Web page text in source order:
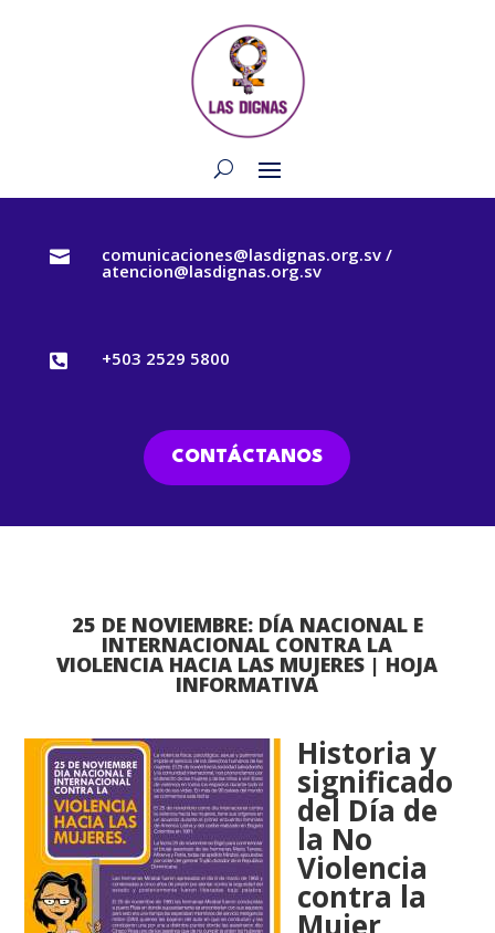
 comunicaciones@lasdignas.org.sv /
atencion@lasdignas.org.sv
 +503 2529 5800
CONTÁCTANOS
25 DE NOVIEMBRE: DÍA NACIONAL E
INTERNACIONAL CONTRA LA
VIOLENCIA HACIA LAS MUJERES | HOJA
INFORMATIVA
Historia y
significado
del Día de
la No
Violencia
contra la